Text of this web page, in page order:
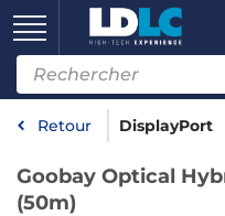
Retour DisplayPort
Goobay Optical
(50m)